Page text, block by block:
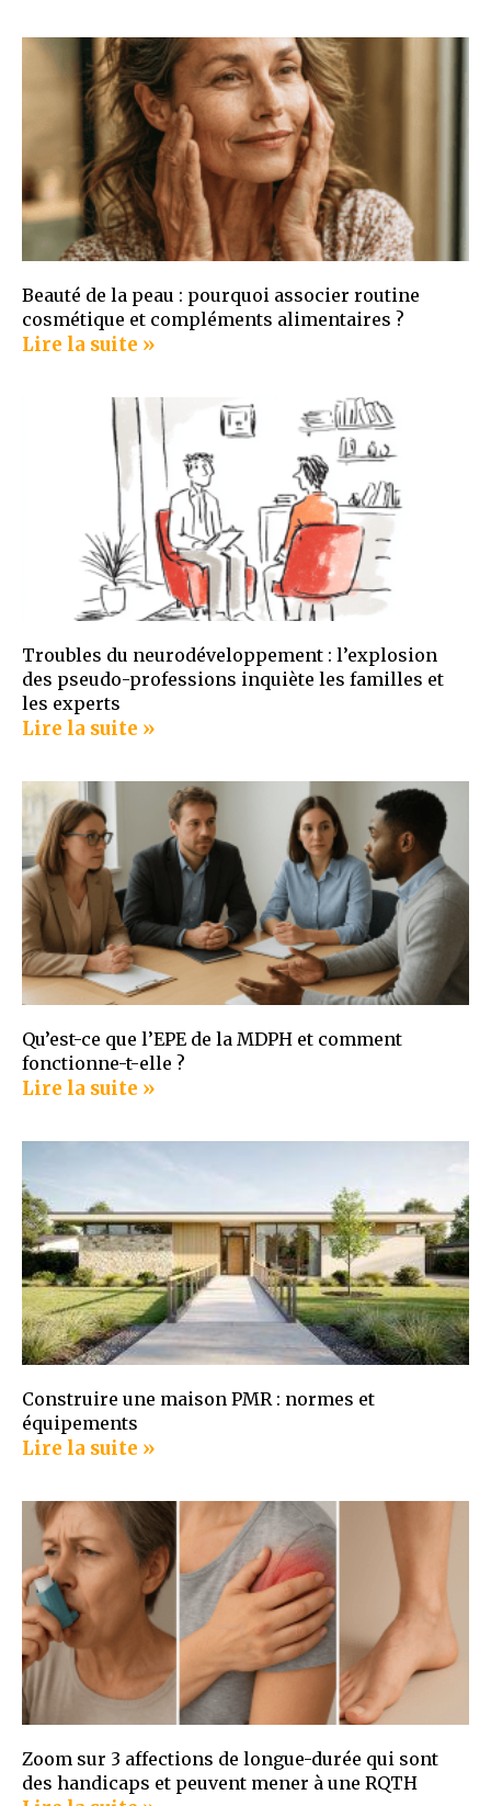
Beauté de la peau : pourquoi associer routine
cosmétique et compléments alimentaires ?
Lire la suite »
Troubles du neurodéveloppement : l’explosion
des pseudo-professions inquiète les familles et
les experts
Lire la suite »
Qu’est-ce que l’EPE de la MDPH et comment
fonctionne-t-elle ?
Lire la suite »
Construire une maison PMR : normes et
équipements
Lire la suite »
Zoom sur 3 affections de longue-durée qui sont
des handicaps et peuvent mener à une RQTH